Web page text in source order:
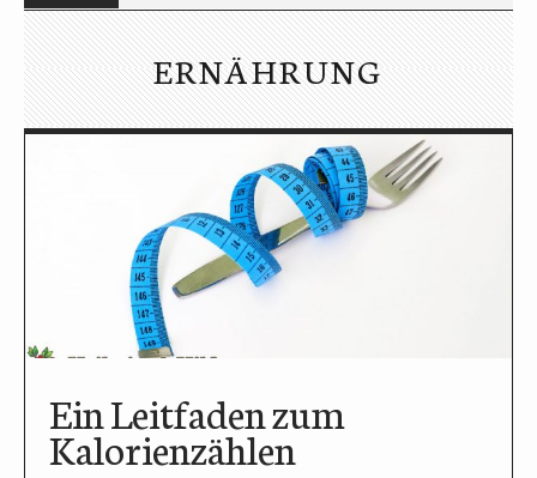
ERNÄHRUNG
Ein Leitfaden zum
Kalorienzählen